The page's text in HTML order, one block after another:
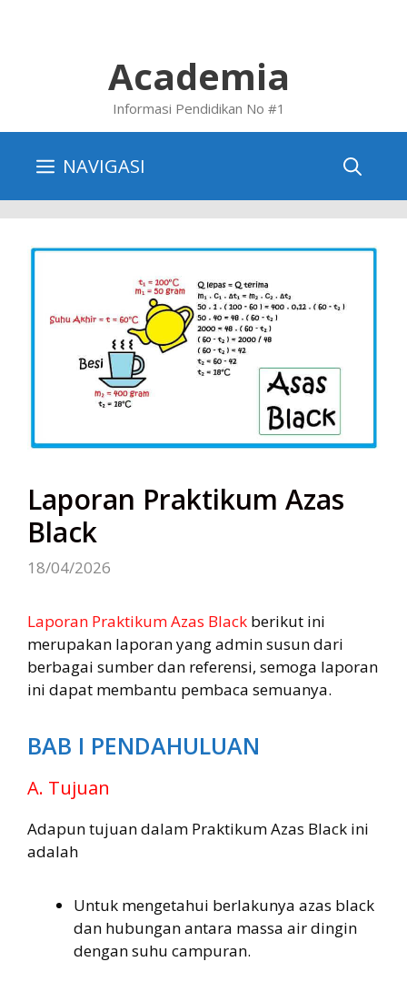
Academia
Informasi Pendidikan No #1
NAVIGASI
Laporan Praktikum Azas
Black
18/04/2026
Laporan Praktikum Azas Black berikut ini
merupakan laporan yang admin susun dari
berbagai sumber dan referensi, semoga laporan
ini dapat membantu pembaca semuanya.
BAB I PENDAHULUAN
A. Tujuan
Adapun tujuan dalam Praktikum Azas Black ini
adalah
Untuk mengetahui berlakunya azas black
dan hubungan antara massa air dingin
dengan suhu campuran.